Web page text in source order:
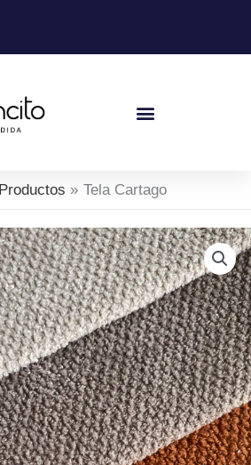
Productos Tela Cartago